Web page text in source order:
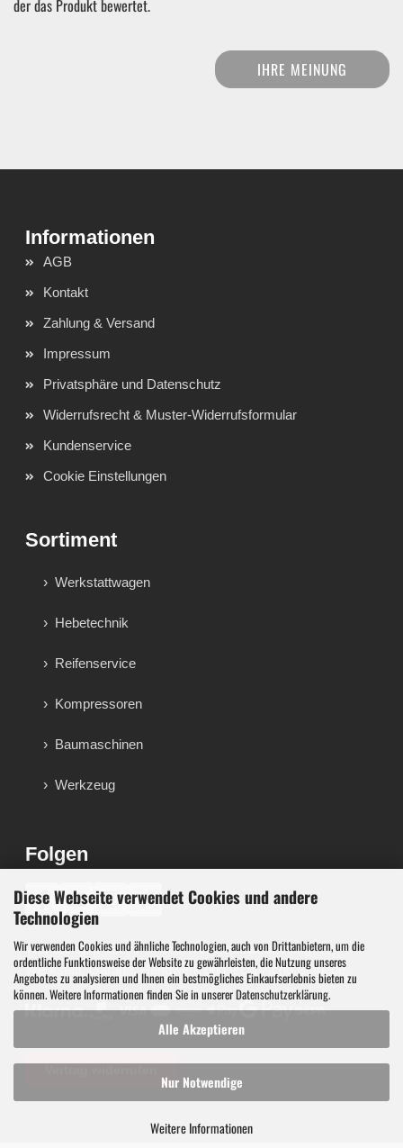
Diese Webseite verwendet Cookies und andere
Technologien
Wir verwenden Cookies und ähnliche Technologien, auch von Drittanbietern, um die
ordentliche Funktionsweise der Website zu gewährleisten, die Nutzung unseres
Angebotes zu analysieren und Ihnen ein bestmögliches Einkaufserlebnis bieten zu
können. Weitere Informationen finden Sie in unsererDatenschutzerklärung.
Alle Akzeptieren
Nur Notwendige
Weitere Informationen
der das Produkt bewertet.
IHRE MEINUNG
AGB
Kontakt
Zahlung & Versand
Impressum
Privatsphäre und Datenschutz
Widerrufsrecht & Muster-Widerrufsformular
Kundenservice
Cookie Einstellungen
Sortiment
Werkstattwagen
Hebetechnik
Reifenservice
Kompressoren
Baumaschinen
Werkzeug
Folgen
♪
Werkzeug, Maschinen und Werkstattausstattung für
Werkstatt, Garage, Handwerk und technische Betriebe.